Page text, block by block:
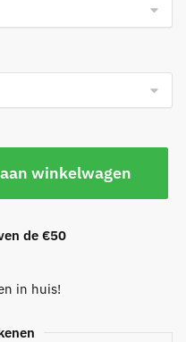
winkelwagen
de €50
in huis!